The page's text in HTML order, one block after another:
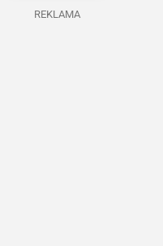
REKLAMA